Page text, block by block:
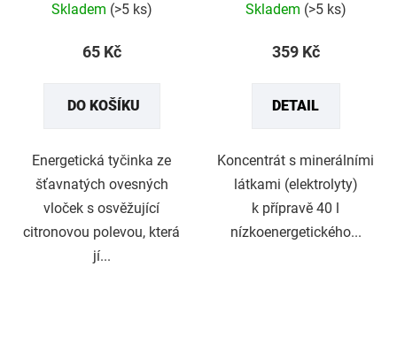
hodnocení
je
z
hvězdiček.
Skladem (>5 ks)
65 Kč
DO KOŠÍKU
Energetická tyčinka ze
šťavnatých ovesných
vloček s osvěžující
citronovou polevou, která
jí...
hodnocení
je
z
hvězdiček.
Skladem (>5 ks)
359 Kč
DETAIL
Koncentrát s minerálními
látkami (elektrolyty)
k přípravě 40 l
nízkoenergetického...